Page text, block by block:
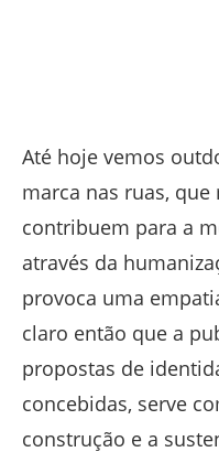
Até hoje vemos
marca nas ruas,
contribuem para a
através da
provoca uma
claro então que a
propostas de
concebidas, serve
construção e a